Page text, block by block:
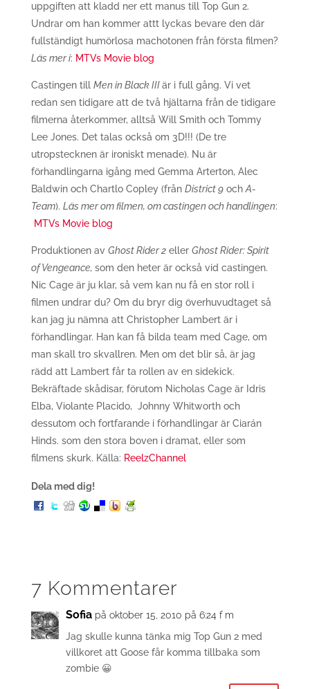
uppgiften att kladd ner ett manus till Top Gun 2.
Undrar om han kommer attt lyckas bevare den där
fullständigt humörlosa machotonen från första filmen?
Läs mer i: MTVs Movie blog
Castingen till Men in Black IIIär i full gång. Vi vet
redan sen tidigare att de två hjältarna från de tidigare
filmerna återkommer, alltså Will Smith och Tommy
Lee Jones. Det talas också om 3D!!! (De tre
utropstecknen är ironiskt menade). Nu är
förhandlingarna igång med Gemma Arterton, Alec
Baldwin och Chartlo Copley (från District 9ochA-
Team). Läs mer om filmen, om castingen och handlingen:
MTVs Movie blog
Produktionen av Ghost Rider 2eller Ghost Rider: Spirit
of Vengeance, som den heter är också vid castingen.
Nic Cage är ju klar, så vem kan nu få en stor roll i
filmen undrar du? Om du bryr dig överhuvudtaget så
kan jag ju nämna att Christopher Lambert är i
förhandlingar. Han kan få bilda team med Cage, om
man skall tro skvallren. Men om det blir så, är jag
rädd att Lambert får ta rollen av en sidekick.
Bekräftade skådisar, förutom Nicholas Cage är Idris
Elba, Violante Placido, Johnny Whitworth och
dessutom och fortfarande i förhandlingar är Ciarán
Hinds. som den stora boven i dramat, eller som
filmens skurk. Källa: ReelzChannel
Dela med dig!
7 Kommentarer
Sofia på oktober 15, 2010 på 6:24 f m
Jag skulle kunna tänka mig Top Gun 2 med
villkoret att Goose får komma tillbaka som
zombie 😀